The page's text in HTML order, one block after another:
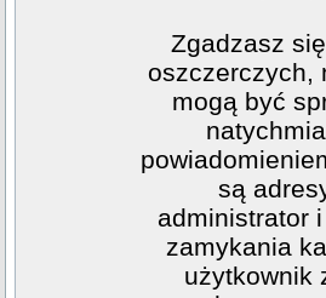
Zgadzasz
oszczerczych,
mogą być
są
administrator
zamykania
użytkownik